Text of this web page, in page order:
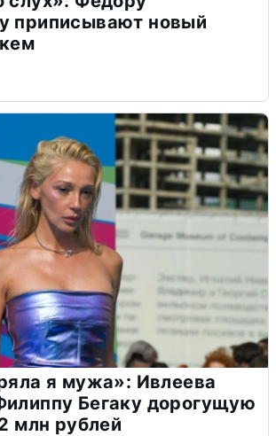
приписывают новый
я мужа»: Ивлеева
Бегаку дорогущую
млн рублей